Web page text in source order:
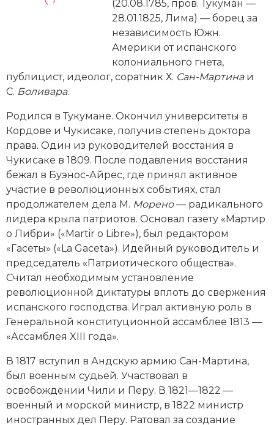
Генеалогия, геральдика
Государство и право
Империи
Историческая география и топонимика
История материальной и духовной культуры
История международных отношений
История, философия, теория и методология
исторического знания
Итория международных отношений
Латинская Америка
Новая история
Новейшая история
Нумизматика
Образование
Общественные объединения и организации
Политическая история
(20.08.1785, пров. Тукуман —
28.01.1825, Лима) — борец за
независимость Южн.
Америки от испанского
колониального гнета,
публицист, идеолог, соратник Х. Сан-Мартинаи
С. Боливара.
Родился в Тукумане. Окончил университеты в
Кордове и Чукисаке, получив степень доктора
права. Один из руководителей восстания в
Чукисаке в 1809. После подавления восстания
бежал в Буэнос-Айрес, где принял активное
участие в революционных событиях, стал
продолжателем дела М. Морено— радикального
лидера крыла патриотов. Основал газету «Мартир
о Либри» («Martir o Libre»), был редакторoм
«Гасеты» («La Gaсeta»). Идейный руководитель и
председатель «Патриотического общества».
Считал необходимым установление
революционной диктатуры вплоть до свержения
испанского господства. Играл активную роль в
Генеральной конституционной ассамблее 1813 —
«Ассамблея XIII года».
В 1817 вступил в Андскую армию Сан-Мартина,
был военным судьей. Участвовал в
освобождении Чили и Перу. В 1821—1822 —
военный и морской министр, в 1822 министр
иностранных дел Перу. Ратовал за создание